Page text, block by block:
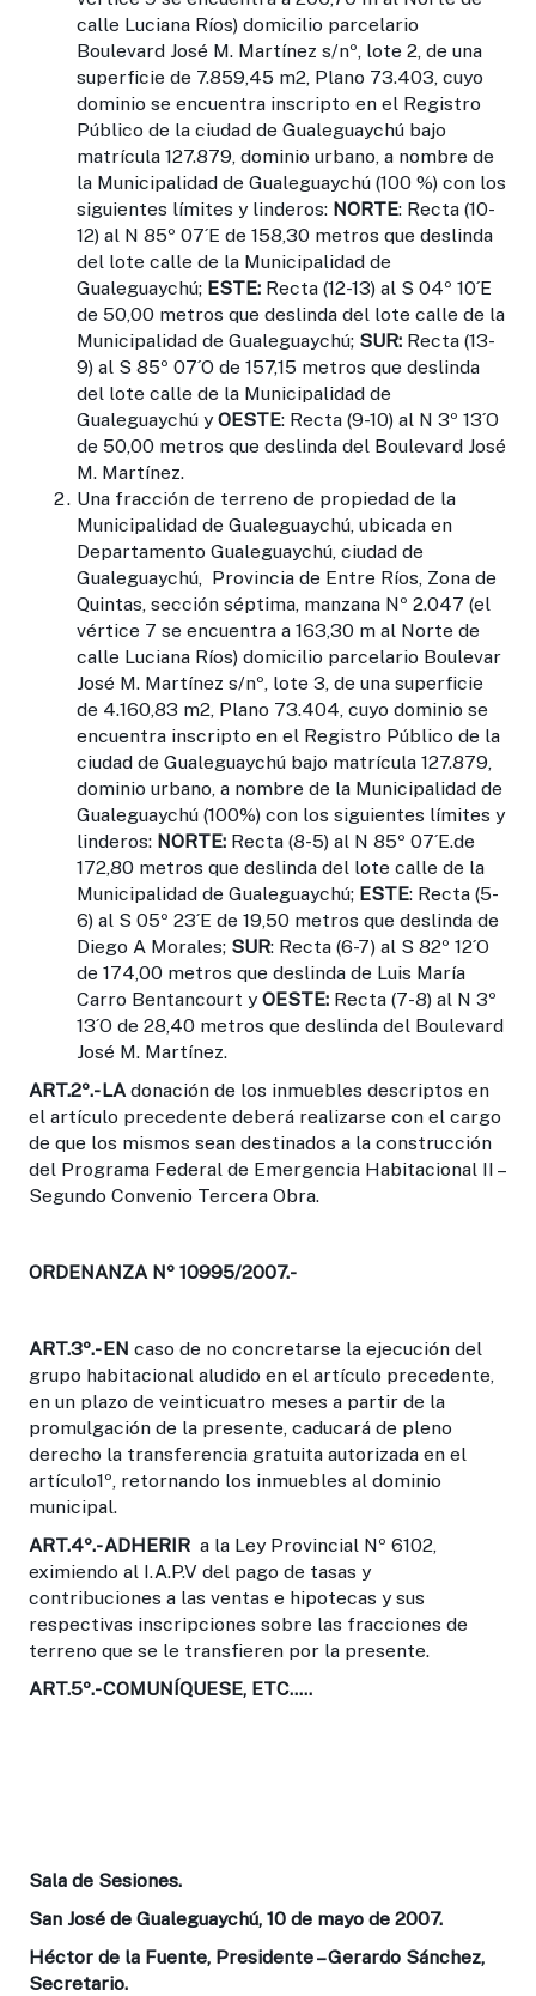
calle Luciana Ríos) domicilio parcelario
Boulevard José M. Martínez s/nº, lote 2, de una
superficie de 7.859,45 m2, Plano 73.403, cuyo
dominio se encuentra inscripto en el Registro
Público de la ciudad de Gualeguaychú bajo
matrícula 127.879, dominio urbano, a nombre de
la Municipalidad de Gualeguaychú (100 %) con los
siguientes límites y linderos: NORTE: Recta (10-
12) al N 85º 07´E de 158,30 metros que deslinda
del lote calle de la Municipalidad de
Gualeguaychú; ESTE: Recta (12-13) al S 04º 10´E
de 50,00 metros que deslinda del lote calle de la
Municipalidad de Gualeguaychú; SUR: Recta (13-
9) al S 85º 07´O de 157,15 metros que deslinda
del lote calle de la Municipalidad de
Gualeguaychú yOESTE: Recta (9-10) al N 3º 13´O
de 50,00 metros que deslinda del Boulevard José
M. Martínez.
Una fracción de terreno de propiedad de la
Municipalidad de Gualeguaychú, ubicada en
Departamento Gualeguaychú, ciudad de
Gualeguaychú, Provincia de Entre Ríos, Zona de
Quintas, sección séptima, manzana Nº 2.047 (el
vértice 7 se encuentra a 163,30 m al Norte de
calle Luciana Ríos) domicilio parcelario Boulevar
José M. Martínez s/nº, lote 3, de una superficie
de 4.160,83 m2, Plano 73.404, cuyo dominio se
encuentra inscripto en el Registro Público de la
ciudad de Gualeguaychú bajo matrícula 127.879,
dominio urbano, a nombre de la Municipalidad de
Gualeguaychú (100%) con los siguientes límites y
linderos: NORTE: Recta (8-5) al N 85º 07´E.de
172,80 metros que deslinda del lote calle de la
Municipalidad de Gualeguaychú; ESTE: Recta (5-
6) al S 05º 23´E de 19,50 metros que deslinda de
Diego A Morales; SUR: Recta (6-7) al S 82º 12´O
de 174,00 metros que deslinda de Luis María
Carro Bentancourt yOESTE: Recta (7-8) al N 3º
13´O de 28,40 metros que deslinda del Boulevard
José M. Martínez.
ART.2º.-LA donación de los inmuebles descriptos en
el artículo precedente deberá realizarse con el cargo
de que los mismos sean destinados a la construcción
del Programa Federal de Emergencia Habitacional II –
Segundo Convenio Tercera Obra.
ORDENANZA Nº 10995/2007.-
ART.3º.- EN caso de no concretarse la ejecución del
grupo habitacional aludido en el artículo precedente,
en un plazo de veinticuatro meses a partir de la
promulgación de la presente, caducará de pleno
derecho la transferencia gratuita autorizada en el
artículo1º, retornando los inmuebles al dominio
municipal.
ART.4º.-ADHERIR a la Ley Provincial Nº 6102,
eximiendo al I.A.P.V del pago de tasas y
contribuciones a las ventas e hipotecas y sus
respectivas inscripciones sobre las fracciones de
terreno que se le transfieren por la presente.
ART.5º.-COMUNÍQUESE, ETC.....
Sala de Sesiones.
San José de Gualeguaychú, 10 de mayo de 2007.
Héctor de la Fuente, Presidente – Gerardo Sánchez,
Secretario.